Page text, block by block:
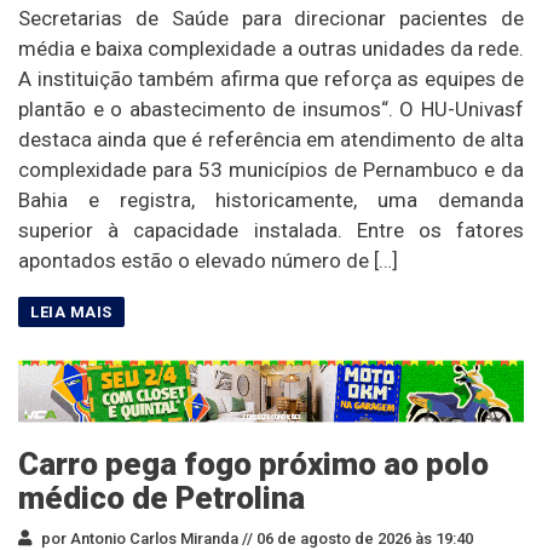
Secretarias de Saúde para direcionar pacientes de
média e baixa complexidade a outras unidades da rede.
A instituição também afirma que reforça as equipes de
plantão e o abastecimento de insumos“. O HU-Univasf
destaca ainda que é referência em atendimento de alta
complexidade para 53 municípios de Pernambuco e da
Bahia e registra, historicamente, uma demanda
superior à capacidade instalada. Entre os fatores
apontados estão o elevado número de […]
Carro pega fogo próximo ao polo
médico de Petrolina
por Antonio Carlos Miranda // 06 de agosto de 2026 às 19:40